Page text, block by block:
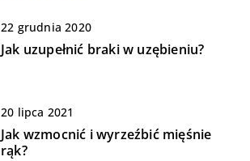
22 grudnia 2020
Jak uzupełnić braki w uzębieniu?
20 lipca 2021
Jak wzmocnić i wyrzeźbić mięśnie
rąk?